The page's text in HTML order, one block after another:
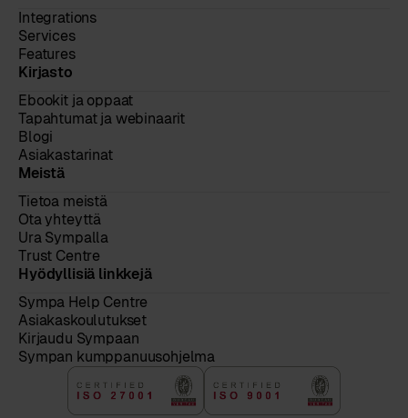
Integrations
Services
Features
Kirjasto
Ebookit ja oppaat
Tapahtumat ja webinaarit
Blogi
Asiakastarinat
Meistä
Tietoa meistä
Ota yhteyttä
Ura Sympalla
Trust Centre
Hyödyllisiä linkkejä
Sympa Help Centre
Asiakaskoulutukset
Kirjaudu Sympaan
Sympan kumppanuusohjelma